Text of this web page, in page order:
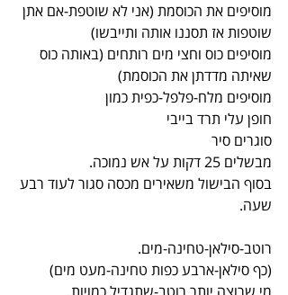
מוסיפים את הכוסמת (אני לא שוטפת-אם אתן
שוטפות אז תסננו אותה ותייבשו)
מוסיפים כוס וחצי מים רותחים (באותה כוס
שאיתה מדדתן את הכוסמת)
מוסיפים מלח-פלפל-כפית כמון
חופן עלי תרד בייבי
סוגרים סיר
מבשלים 25 דקות על אש נמוכה.
בסוף הבישול משאירים מכסה סגור לעוד רבע
שעה.
רוטב-סילאן-טחינה-מים.
(כף סילאן-ארבע כפות טחינה-מעט מים)